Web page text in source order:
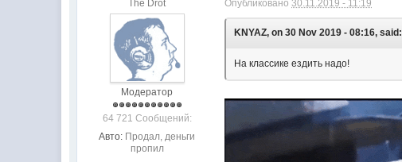
The Drot
Модератор
64 721 Сообщений:
Авто: Продал, деньги
пропил
Опубликовано30.11.2019 - 11:19
KNYAZ, on 30 Nov 2019 - 08:16, said:
На классике ездить надо!